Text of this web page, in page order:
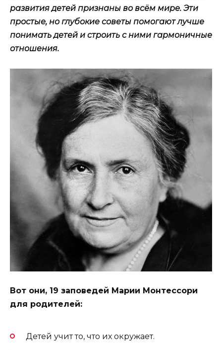
развития детей признаны во всём мире. Эти
простые, но глубокие советы помогают лучше
понимать детей и строить с ними гармоничные
отношения.
Вот они, 19 заповедей Марии Монтессори
для родителей:
Детей учит то, что их окружает.